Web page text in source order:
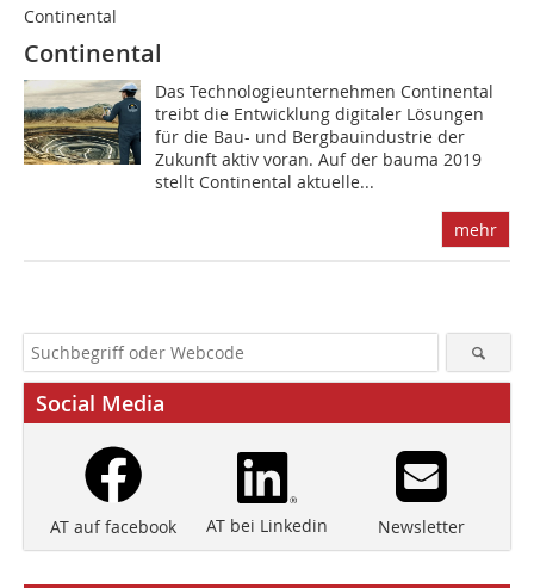
Continental
Continental
Das Technologieunternehmen Continental
treibt die Entwicklung digitaler Lösungen
für die Bau- und Bergbauindustrie der
Zukunft aktiv voran. Auf der bauma 2019
stellt Continental aktuelle...
mehr
Social Media
AT auf facebook AT bei Linkedin Newsletter